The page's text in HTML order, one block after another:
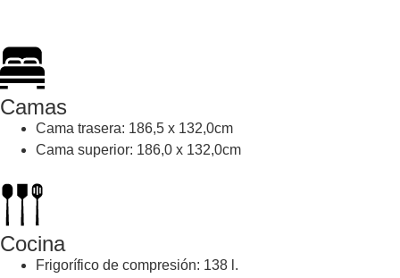
Camas
Cama trasera: 186,5 x 132,0cm
Cama superior: 186,0 x 132,0cm
Cocina
Frigorífico de compresión: 138 l.